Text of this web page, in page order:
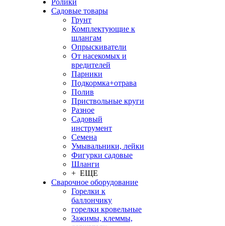
Ролики
Садовые товары
Грунт
Комплектующие к
шлангам
Опрыскиватели
От насекомых и
вредителей
Парники
Подкормка+отрава
Полив
Приствольные круги
Разное
Садовый
инструмент
Семена
Умывальники, лейки
Фигурки садовые
Шланги
+ ЕЩЕ
Сварочное оборудование
Горелки к
баллончику
горелки кровельные
Зажимы, клеммы,